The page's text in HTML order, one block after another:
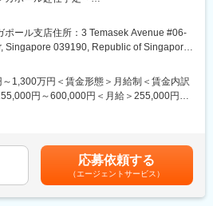
ム人が多いため入社時に求められる語学レ
国に比べて低いですが、社内共通語は英語
の向上も見込めます。
アジア独特の異国を感じさせる文化・雰囲
ことも魅力です。近年、製造業からサービ
更の範囲：当行の定める業務】
運営・管理に関する企画業務
を高度化に資するフレームワークおよびガ
形です、経験不問です！）
イドライン策定など、信用リスクに関する
・プロダクトの与信ポートフォリオ管理・
ポール支店住所：3 Temasek Avenue #06-
1,300万円＜賃金形態＞月給制＜賃金内訳
円～600,000円＜月給＞255,000円～
下する可能性があります。月給(月額)は固定
応募依頼する
（エージェントサービス）